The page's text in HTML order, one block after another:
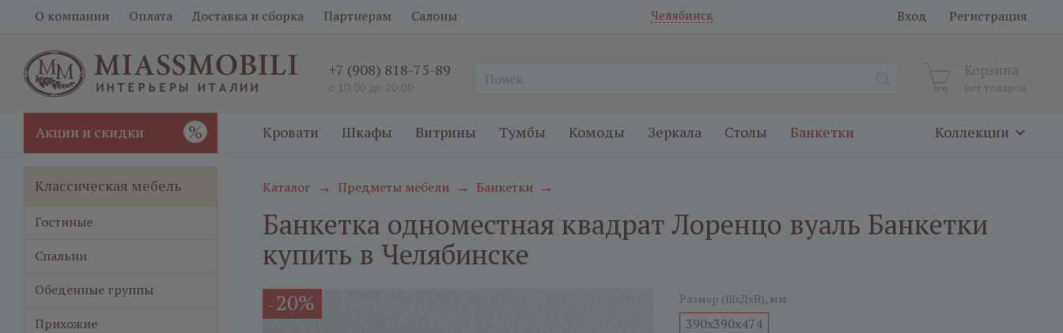
О компании Оплата Доставка и сборка Партнерам Салоны Челябинск Вход Регистрация
+7 (908) 818-75-89
с 10:00 до 20:00
Корзина
нет товаров
Акции и скидки % Кровати Шкафы Витрины Тумбы Комоды Зеркала Столы Банкетки Коллекции
Каталог → Предметы мебели → Банкетки →
Банкетка одноместная квадрат Лоренцо вуаль Банкетки
купить в Челябинске
- 20% Размер (ШxДxВ), мм
390x390x474
Классическая мебель
Гостиные
Спальни
Обеденные группы
Прихожие